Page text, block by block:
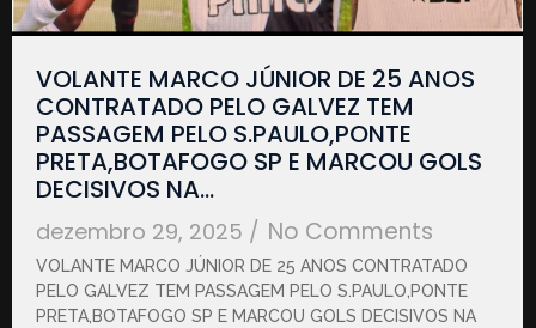
VOLANTE MARCO JÚNIOR DE 25 ANOS
CONTRATADO PELO GALVEZ TEM
PASSAGEM PELO S.PAULO,PONTE
PRETA,BOTAFOGO SP E MARCOU GOLS
DECISIVOS NA…
dezembro 29, 2025 / No Comments
VOLANTE MARCO JÚNIOR DE 25 ANOS CONTRATADO
PELO GALVEZ TEM PASSAGEM PELO S.PAULO,PONTE
PRETA,BOTAFOGO SP E MARCOU GOLS DECISIVOS NA